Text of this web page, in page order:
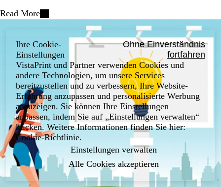
Read More
Ihre Cookie-
Einstellungen
Ohne Einverständnis
fortfahren
VistaPrint und Partner verwenden Cookies und
andere Technologien, um unsere Services
bereitzustellen und zu verbessern, Ihre Website-
Erfahrung anzupassen und personalisierte Werbung
anzuzeigen. Sie können Ihre Einstellungen
anpassen, indem Sie auf „Einstellungen verwalten“
klicken. Weitere Informationen finden Sie hier:
Cookie-Richtlinie.
Einstellungen verwalten
Alle Cookies akzeptieren